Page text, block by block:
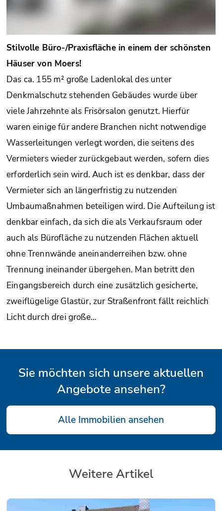
Stilvolle Büro-/Praxisfläche in einem der schönsten
Häuser von Moers!
Das ca. 155 m² große Ladenlokal des unter
Denkmalschutz stehenden Gebäudes wurde über
viele Jahrzehnte als Frisörsalon genutzt. Hierfür
waren einige für andere Branchen nicht notwendige
Wasserleitungen verlegt worden, die seitens des
Vermieters wieder zurückgebaut werden, sofern dies
erforderlich sein wird. Auch ist es denkbar, dass der
Vermieter sich an längerfristig zu nutzenden
Umbaumaßnahmen beteiligen wird. Die Aufteilung ist
denkbar einfach, da sich die als Verkaufsraum oder
auch als Bürofläche zu nutzenden Flächen aktuell
ohne Trennwände aneinanderreihen bzw. ohne
Trennung ineinander übergehen. Man betritt den
Eingangsbereich durch eine zusätzlich gesicherte,
zweiflügelige Glastür, zur Straßenfront fällt reichlich
Licht durch drei große…
Sie möchten sich unsere aktuellen
Angebote ansehen?
Alle Immobilien ansehen
Weitere Artikel